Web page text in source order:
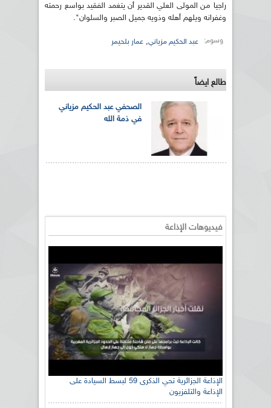
راجيا من المولى العلي القدير أن يتغمد الفقيد بواسع رحمته
وغفرانه ويلهم أهله وذويه جميل الصبر والسلوان".
وسوم: عبد الحكيم مزياني, عمار بلحيمر
طالع ايضاً
الصحفي عبد الحكيم مزياني
في ذمة الله
فيديوهات الإذاعة
الإذاعة الجزائرية تحي الذكرى 59 لبسط السيادة على
الإذاعة والتلفزيون